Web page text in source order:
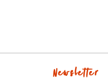
Newsletter